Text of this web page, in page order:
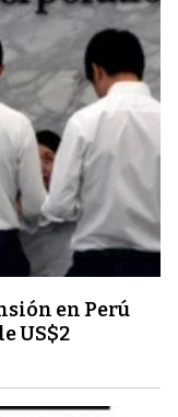
en Perú
US$2